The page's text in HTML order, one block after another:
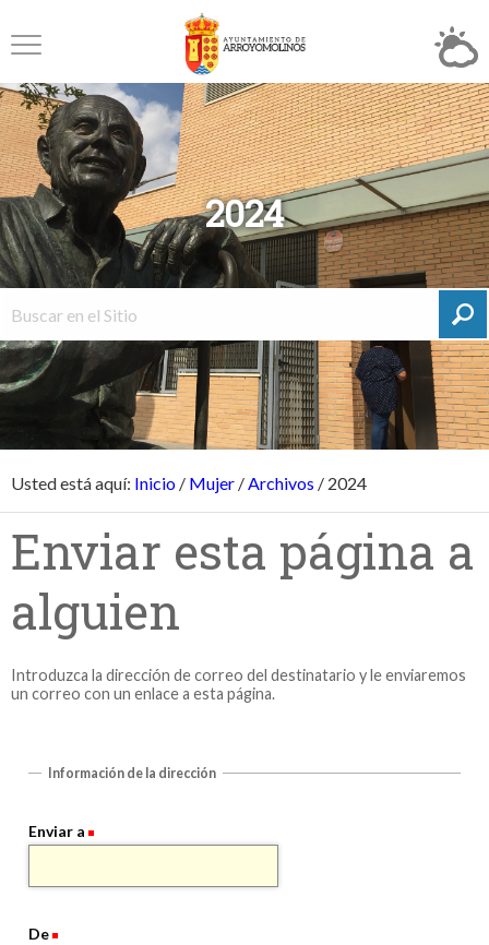
2024
Usted está aquí: Inicio / Mujer /Archivos / 2024
Enviar esta página a
alguien
Introduzca la dirección de correo del destinatario y le enviaremos
un correo con un enlace a esta página.
Información de la dirección
Enviar a
De